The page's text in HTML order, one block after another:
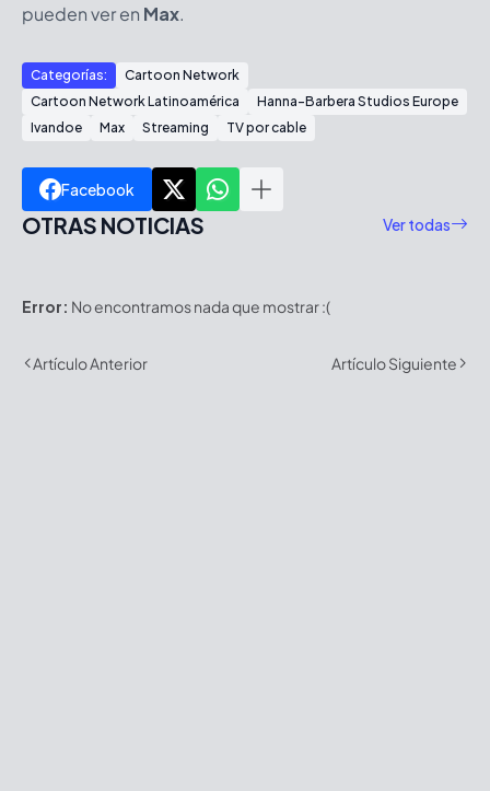
pueden ver en Max.
Categorías:
Cartoon Network
Cartoon Network Latinoamérica
Hanna-Barbera Studios Europe
Ivandoe
Max Streaming TV por cable
Facebook
OTRAS NOTICIAS Ver todas
Error: No encontramos nada que mostrar :(
Artículo Anterior Artículo Siguiente